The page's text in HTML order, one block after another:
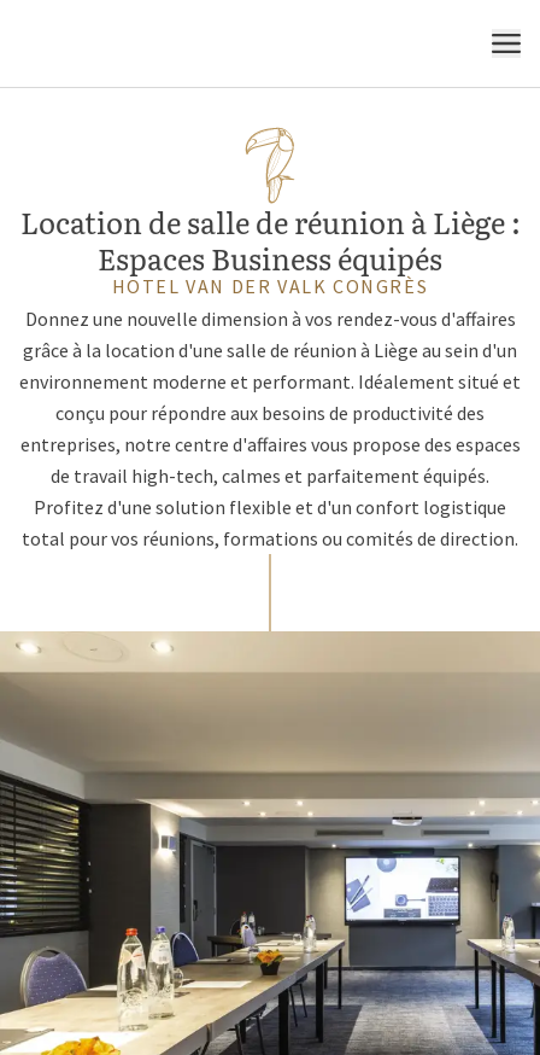
MENU
Location de salle de réunion à Liège :
Espaces Business équipés
HOTEL VAN DER VALK CONGRÈS
Donnez une nouvelle dimension à vos rendez-vous d'affaires
grâce à la location d'une salle de réunion à Liège au sein d'un
environnement moderne et performant. Idéalement situé et
conçu pour répondre aux besoins de productivité des
entreprises, notre centre d'affaires vous propose des espaces
de travail high-tech, calmes et parfaitement équipés.
Profitez d'une solution flexible et d'un confort logistique
total pour vos réunions, formations ou comités de direction.